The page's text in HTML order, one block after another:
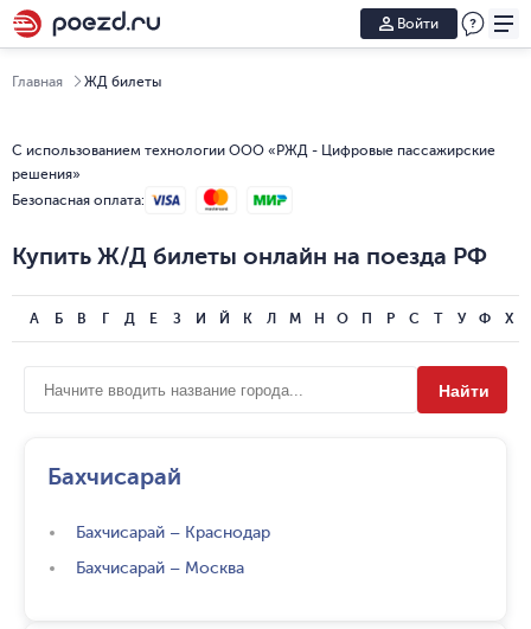
Войти
Главная ЖД билеты
С использованием технологии ООО «РЖД - Цифровые пассажирские
решения»
Безопасная оплата:
Купить Ж/Д билеты онлайн на поезда РФ
А Б В Г Д Е З И Й К Л М Н О П Р С Т У Ф Х
Найти
Бахчисарай
Бахчисарай – Краснодар
Бахчисарай – Москва